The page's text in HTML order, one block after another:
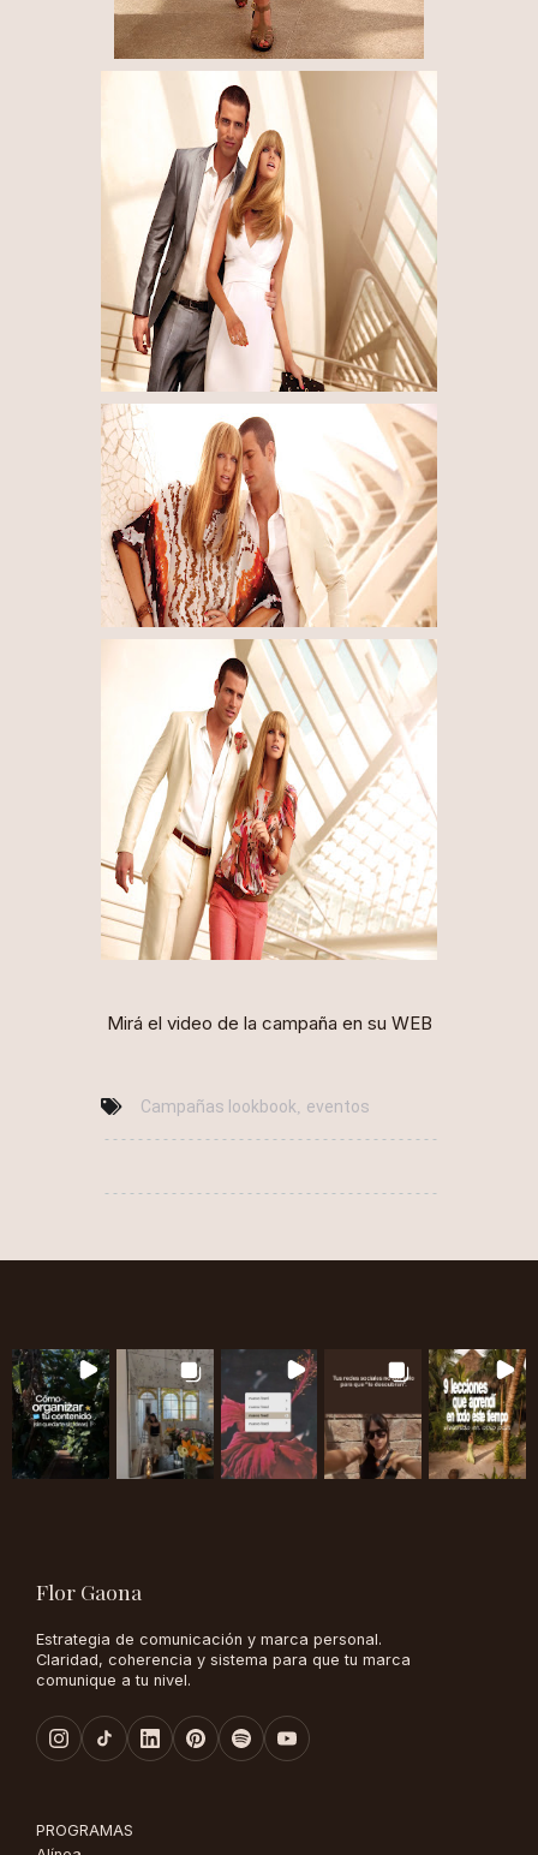
Mirá el video de la campaña en su WEB
Campañas lookbook, eventos
Flor Gaona
Estrategia de comunicación y marca personal.
Claridad, coherencia y sistema para que tu marca
comunique a tu nivel.
PROGRAMAS